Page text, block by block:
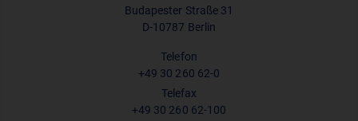
Budapester Straße 31
D-10787 Berlin
Telefon
+49 30 260 62-0
Telefax
+49 30 260 62-100